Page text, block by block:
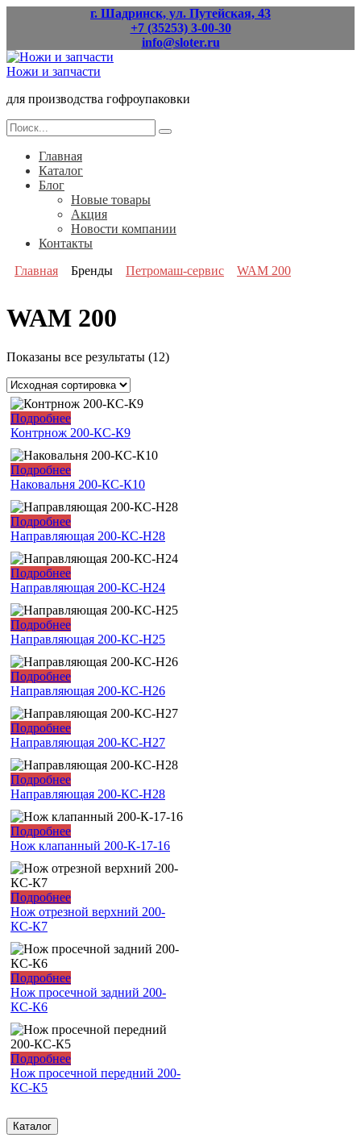
г. Шадринск, ул. Путейская, 43
+7 (35253) 3-00-30
info@sloter.ru
Ножи и запчасти
для производства гофроупаковки
Search
for:
Главная
Каталог
Блог
Новые товары
Акция
Новости компании
Контакты
Главная
Бренды Петромаш-сервис WAM 200
WAM 200
Показаны все результаты (12)
Подробнее
Контрнож 200-КС-К9
Подробнее
Наковальня 200-КС-К10
Подробнее
Направляющая 200-КС-H28
Подробнее
Направляющая 200-КС-Н24
Подробнее
Направляющая 200-КС-Н25
Подробнее
Направляющая 200-КС-Н26
Подробнее
Направляющая 200-КС-Н27
Подробнее
Направляющая 200-КС-Н28
Подробнее
Нож клапанный 200-К-17-16
Подробнее
Нож отрезной верхний 200-
КС-К7
Подробнее
Нож просечной задний 200-
КС-К6
Подробнее
Нож просечной передний 200-
КС-К5
Каталог